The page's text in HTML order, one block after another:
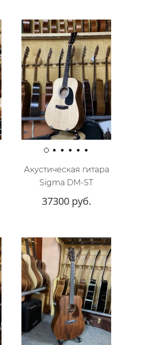
Акустическая гитара
Sigma DM-ST
37300 руб.